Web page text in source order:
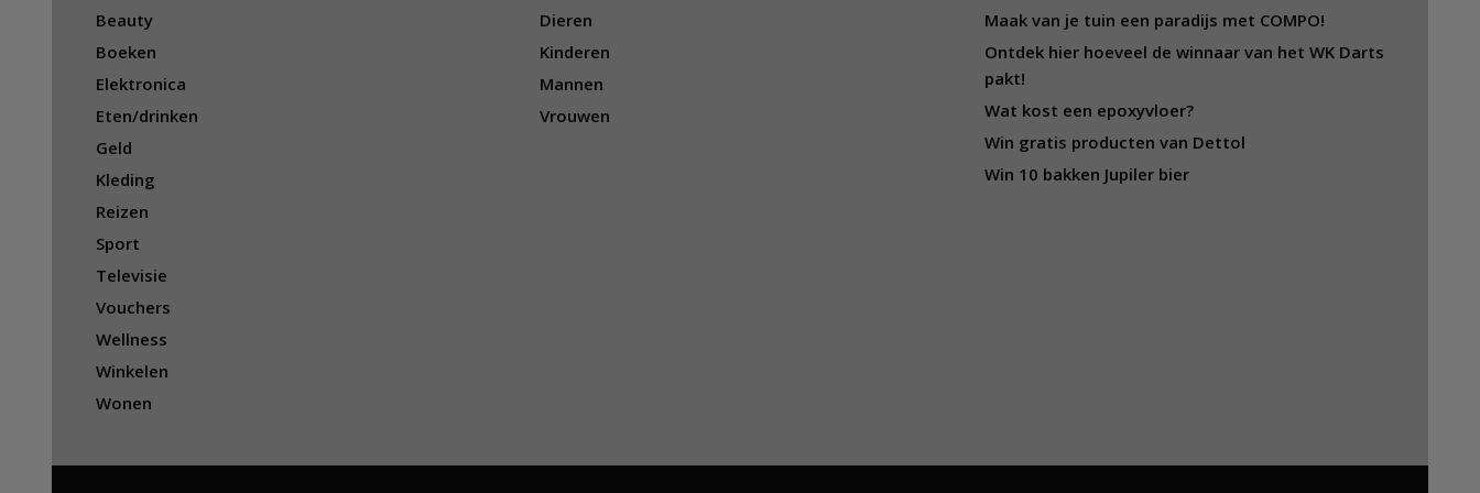
Beauty
Boeken
Elektronica
Eten/drinken
Geld
Kleding
Reizen
Sport
Televisie
Vouchers
Wellness
Winkelen
Wonen
Dieren
Kinderen
Mannen
Vrouwen
Maak van je tuin een paradijs met COMPO!
Ontdek hier hoeveel de winnaar van het WK Darts
pakt!
Wat kost een epoxyvloer?
Win gratis producten van Dettol
Win 10 bakken Jupiler bier